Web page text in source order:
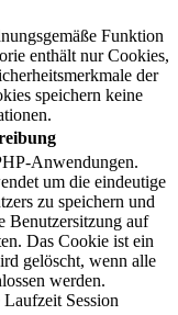
Funktion
enthält nur Cookies,
der
speichern keine
Anwendungen.
um die eindeutige
zu speichern und
Benutzersitzung auf
Das Cookie ist ein
gelöscht, wenn alle
werden.
Laufzeit Session